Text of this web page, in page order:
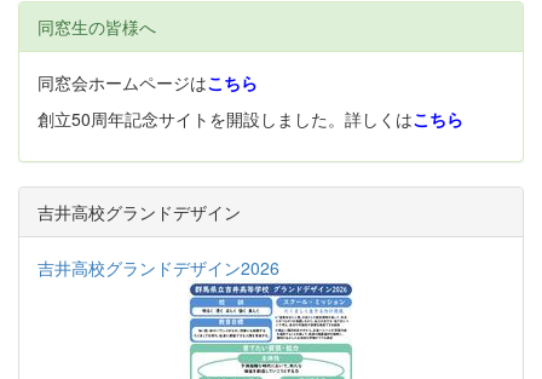
同窓生の皆様へ
同窓会ホームページはこちら
創立50周年記念サイトを開設しました。詳しくはこちら
吉井高校グランドデザイン
吉井高校グランドデザイン2026